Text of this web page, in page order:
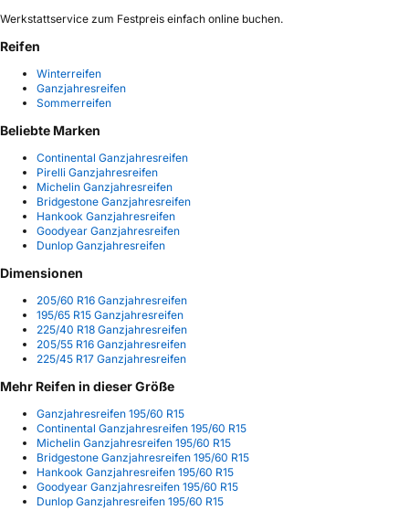
Werkstattservice zum Festpreis einfach online buchen.
Reifen
Winterreifen
Ganzjahresreifen
Sommerreifen
Beliebte Marken
Continental Ganzjahresreifen
Pirelli Ganzjahresreifen
Michelin Ganzjahresreifen
Bridgestone Ganzjahresreifen
Hankook Ganzjahresreifen
Goodyear Ganzjahresreifen
Dunlop Ganzjahresreifen
Dimensionen
205/60 R16 Ganzjahresreifen
195/65 R15 Ganzjahresreifen
225/40 R18 Ganzjahresreifen
205/55 R16 Ganzjahresreifen
225/45 R17 Ganzjahresreifen
Mehr Reifen in dieser Größe
Ganzjahresreifen 195/60 R15
Continental Ganzjahresreifen 195/60 R15
Michelin Ganzjahresreifen 195/60 R15
Bridgestone Ganzjahresreifen 195/60 R15
Hankook Ganzjahresreifen 195/60 R15
Goodyear Ganzjahresreifen 195/60 R15
Dunlop Ganzjahresreifen 195/60 R15